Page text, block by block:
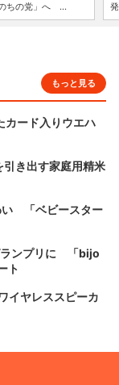
ちの党」へ ...
もっと見る
カード入りウエハ
き出す家庭用精米
い 「ベビースター
ランプリに 「bijo
ト
イヤレススピーカ